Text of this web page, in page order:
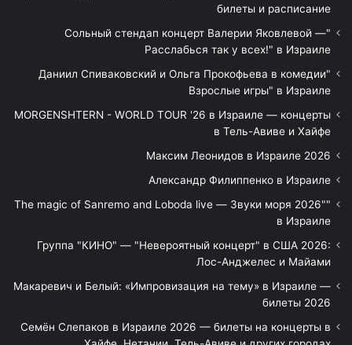
билеты и расписание
"Сольный стендап концерт Валерии Яковлевой —
Расслабься так у всех!" в Израиле
"Даниил Спиваковский и Ольга Прокофьева в комедии
Взрослые игры" в Израиле
MORGENSHTERN - WORLD TOUR '26 в Израиле — концерты
в Тель-Авиве и Хайфе
Максим Леонидов в Израиле 2026
Александр Филиппенко в Израиле
"The magic of Sanremo and Loboda live — Звуки моря 2026"
в Израиле
Группа "КИНО" — "Невероятный концерт" в США 2026:
Лос-Анджелес и Майами
Макаревич и Белый: «Импровизация на тему» в Израиле —
билеты 2026
Семён Слепаков в Израиле 2026 — билеты на концерты в